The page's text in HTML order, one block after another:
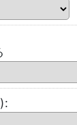
成する
: